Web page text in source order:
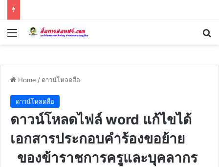
Menu
Home / ดาวน์โหลดสื่อ
ดาวน์โหลดสื่อ
ดาวน์โหลดไฟล์ word แก้ไขได้
เอกสารประกอบคำร้องขอย้าย
ของข้าราชการครูและบุคลากร